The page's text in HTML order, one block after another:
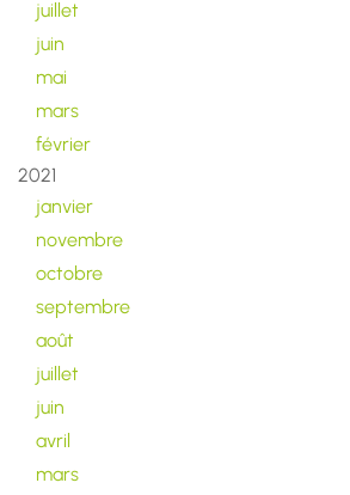
juillet
juin
mai
mars
février
2021
janvier
novembre
octobre
septembre
août
juillet
juin
avril
mars